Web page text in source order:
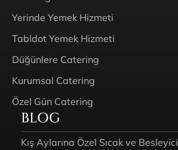
Yerinde Yemek Hizmeti
Tabldot Yemek Hizmeti
Düğünlere Catering
Kurumsal Catering
Özel Gün Catering
BLOG
Kış Aylarına Özel Sıcak ve Besleyici